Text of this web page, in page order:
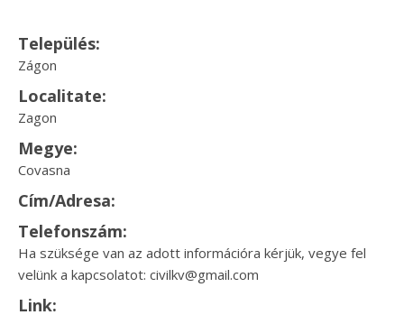
Település:
Zágon
Localitate:
Zagon
Megye:
Covasna
Cím/Adresa:
Telefonszám:
Ha szüksége van az adott információra kérjük, vegye fel
velünk a kapcsolatot: civilkv@gmail.com
Link: